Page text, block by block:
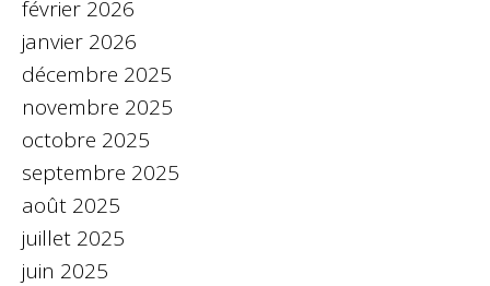
février 2026
janvier 2026
décembre 2025
novembre 2025
octobre 2025
septembre 2025
août 2025
juillet 2025
juin 2025